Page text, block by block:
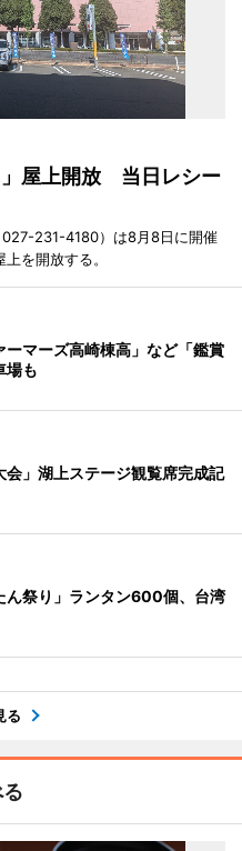
」屋上開放 当日レシー
027-231-4180）は8月8日に開催
を開放する。
ーマーズ高崎棟高」など「鑑賞
場も
会」湖上ステージ観覧席完成記
ん祭り」ランタン600個、台湾
る